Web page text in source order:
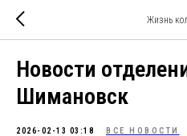
Жизнь
Новости
Шимановск
2026-02-13 03:18 ВСЕ НОВОСТИ